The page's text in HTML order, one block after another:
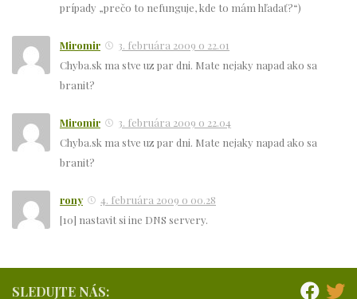
prípady „prečo to nefunguje, kde to mám hľadať?“)
Miromir
3. februára 2009 o 22.01
Chyba.sk ma stve uz par dni. Mate nejaky napad ako sa
branit?
Miromir
3. februára 2009 o 22.04
Chyba.sk ma stve uz par dni. Mate nejaky napad ako sa
branit?
rony
4. februára 2009 o 00.28
[10] nastavit si ine DNS servery.
SLEDUJTE NÁS: